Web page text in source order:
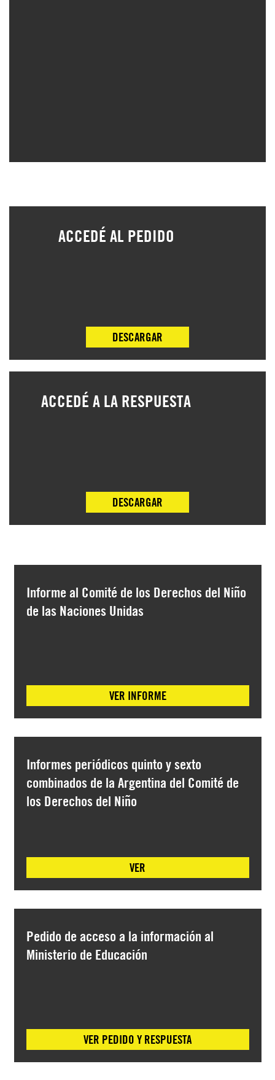
ACCEDÉ AL PEDIDO
DESCARGAR
ACCEDÉ A LA RESPUESTA
DESCARGAR
Informe al Comité de los Derechos del Niño
de las Naciones Unidas
VER INFORME
Informes periódicos quinto y sexto
combinados de la Argentina del Comité de
los Derechos del Niño
VER
Pedido de acceso a la información al
Ministerio de Educación
VER PEDIDO Y RESPUESTA